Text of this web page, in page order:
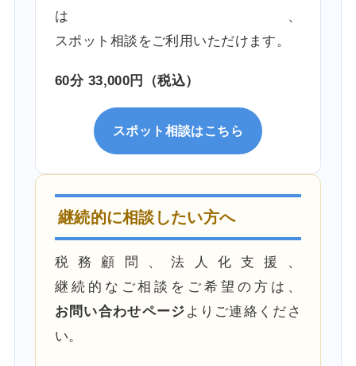
は、
スポット相談をご利用いただけます。
60分 33,000円（税込）
スポット相談はこちら
継続的に相談したい方へ
税務顧問、法人化支援、
継続的なご相談をご希望の方は、
お問い合わせページ よりご連絡くださ
い。